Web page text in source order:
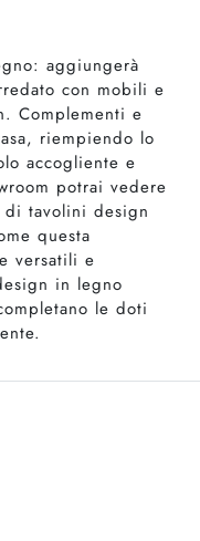
aggiungerà
con mobili e
Complementi e
riempiendo lo
accogliente e
potrai vedere
tavolini design
questa
versatili e
in legno
le doti